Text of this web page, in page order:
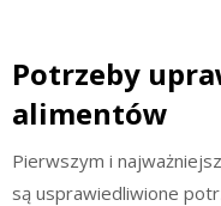
Potrzeby
alimentów
Pierwszym i
są usprawiedliwione